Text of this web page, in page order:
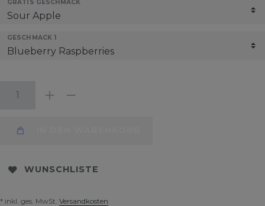
GRATIS GESCHMACK
GESCHMACK 1
WUNSCHLISTE
* inkl. ges. MwSt. Versandkosten